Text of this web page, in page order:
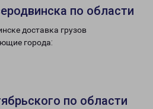
по области
доставка грузов
города:
по области